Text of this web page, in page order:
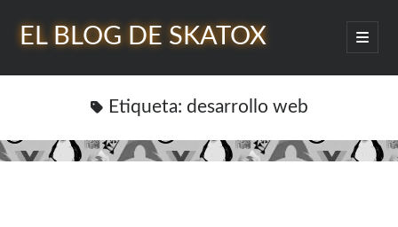
EL BLOG DE SKATOX
abrir
menú
Barra
lateral Etiqueta: desarrollo web